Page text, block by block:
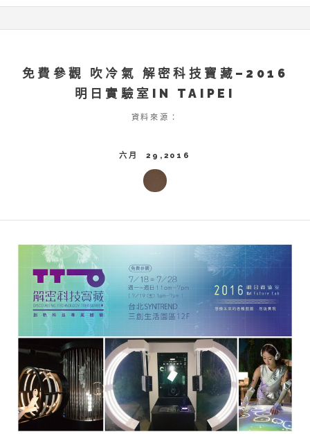
免費參觀 吹冷氣 解密科技寶藏–2016
明日實驗室IN TAIPEI
資料來源：
六月 29,2016